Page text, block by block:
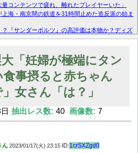
コンテンツで疲れ、離れたプレイヤーいた」
海・南京間の鉄道を31時間止めた造反派の始ま
『サンダーボルツ』の高評価は本物か？ディズ
裏で渦巻くファンの本音とMCUの未来を徹底考
トテイク出演も新規獲得ならず？北川莉央が1
で拾ったエロ画像貼ってくよ
大「妊婦が極端にタン
事摂ると赤ちゃん
女さん「は？」
抽出レス数: 40 画像数: 7
ん 2023/01/17(火) 23:15 ID:1crSXZgd0